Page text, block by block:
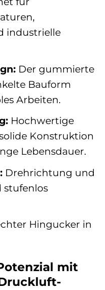
industrielle
Der gummierte
Bauform
Arbeiten.
Hochwertige
Konstruktion
Lebensdauer.
Drehrichtung und
stufenlos
Hingucker in
mit